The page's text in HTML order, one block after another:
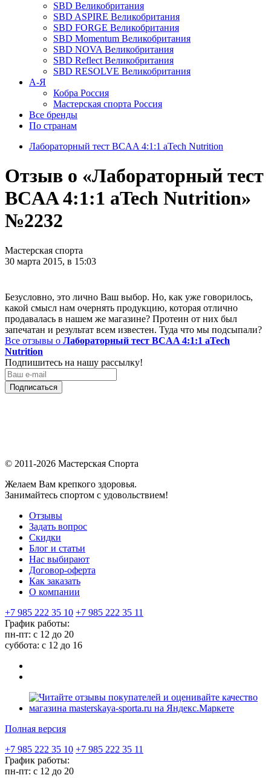
SBD Великобритания
SBD ASPIRE Великобритания
SBD FORGE Великобритания
SBD Momentum Великобритания
SBD NOVA Великобритания
SBD Reflect Великобритания
SBD RESOLVE Великобритания
А-Я
Кобра Россия
Мастерская спорта Россия
Все бренды
По странам
Лабораторный тест BCAA 4:1:1 aTech Nutrition
Отзыв о «Лабораторный тест
BCAA 4:1:1 aTech Nutrition»
№2232
Мастерская спорта
30 марта 2015, в 15:03
Безусловно, это лично Ваш выбор. Но, как уже говорилось,
какой смысл нам очернять продукцию, которая отлично
продавалась в нашем же магазине? Протеин от них был
запечатан и результат всем известен. Туда что мы подсыпали?
Все отзывы о Лабораторный тест BCAA 4:1:1 aTech
Nutrition
Подпишитесь на нашу рассылку!
Подписаться
© 2011-2026 Мастерская Спорта
Желаем Вам крепкого здоровья.
Занимайтесь спортом с удовольствием!
Отзывы
Задать вопрос
Скидки
Блог и статьи
Нас выбирают
Договор-оферта
Как заказать
О компании
+7 985 222 35 10 +7 985 222 35 11
График работы:
пн-пт: с 12 до 20
суббота: c 12 до 16
Полная версия
+7 985 222 35 10 +7 985 222 35 11
График работы:
пн-пт: с 12 до 20